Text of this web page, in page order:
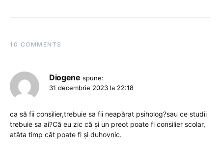
10 COMMENTS
Diogene spune:
31 decembrie 2023 la 22:18
ca să fii consilier,trebuie sa fii neapărat psiholog?sau ce studii
trebuie sa ai?Că eu zic că și un preot poate fi consilier scolar,
atâta timp cât poate fi și duhovnic.